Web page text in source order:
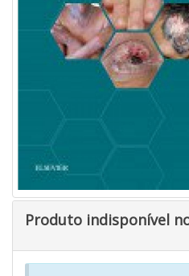
Produto indisponível